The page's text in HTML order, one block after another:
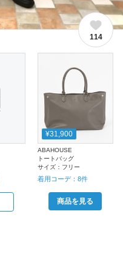
114
¥31,900
ABAHOUSE
トートバッグ
サイズ： フリー
着用コーデ： 8件
商品を見る